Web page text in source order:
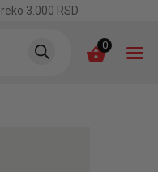
3.000 RSD
0